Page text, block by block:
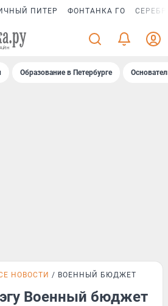
ПИТЕР ФОНТАНКА ГО
Образование в Петербурге
НОВОСТИ ВОЕННЫЙ БЮДЖЕТ
Военный бюджет